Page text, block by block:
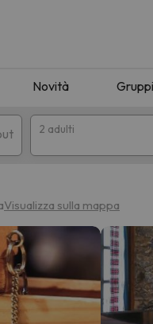
Novità Gruppi
2 adulti
Visualizza sulla mappa